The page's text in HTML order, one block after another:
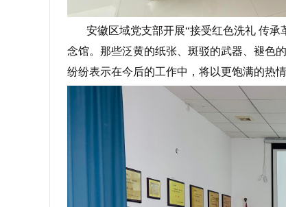
安徽区域党支部开展“接受红色洗礼 传承
念馆。那些泛黄的纸张、斑驳的武器、褪色
纷纷表示在今后的工作中，将以更饱满的热